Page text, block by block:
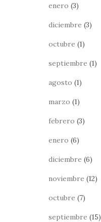
enero (3)
diciembre (3)
octubre (1)
septiembre (1)
agosto (1)
marzo (1)
febrero (3)
enero (6)
diciembre (6)
noviembre (12)
octubre (7)
septiembre (15)